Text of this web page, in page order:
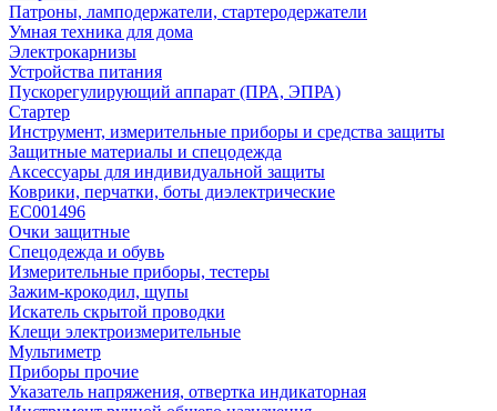
Патроны, ламподержатели, стартеродержатели
Умная техника для дома
Электрокарнизы
Устройства питания
Пускорегулирующий аппарат (ПРА, ЭПРА)
Стартер
Инструмент, измерительные приборы и средства защиты
Защитные материалы и спецодежда
Аксессуары для индивидуальной защиты
Коврики, перчатки, боты диэлектрические
EC001496
Очки защитные
Спецодежда и обувь
Измерительные приборы, тестеры
Зажим-крокодил, щупы
Искатель скрытой проводки
Клещи электроизмерительные
Мультиметр
Приборы прочие
Указатель напряжения, отвертка индикаторная